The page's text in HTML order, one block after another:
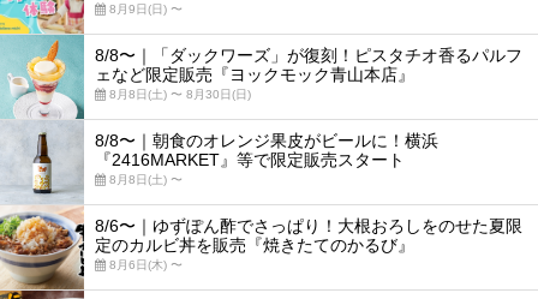
8月9日(日) 〜
8/8〜｜「ダックワーズ」が復刻！ピスタチオ香るパルフ
ェなど限定販売『ヨックモック青山本店』
8月8日(土) 〜 8月30日(日)
8/8〜｜朝食のオレンジ果皮がビールに！横浜
『2416MARKET』等で限定販売スタート
8月8日(土) 〜
8/6〜｜ゆずぽん酢でさっぱり！大根おろしをのせた夏限
定のカルビ丼を販売『焼きたてのかるび』
8月6日(木) 〜